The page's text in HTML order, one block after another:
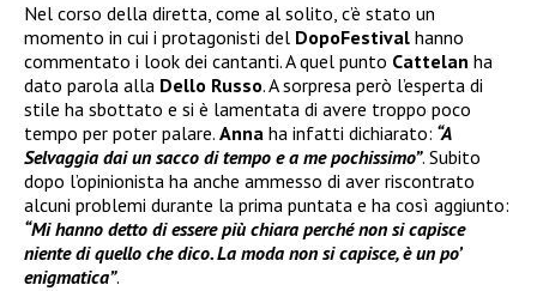
Nel corso della diretta, come al solito, c’è stato un
momento in cui i protagonisti del DopoFestival hanno
commentato i look dei cantanti. A quel punto Cattelan ha
dato parola alla Dello Russo. A sorpresa però l’esperta di
stile ha sbottato e si è lamentata di avere troppo poco
tempo per poter palare. Anna ha infatti dichiarato: “A
Selvaggia dai un sacco di tempo e a me pochissimo”. Subito
dopo l’opinionista ha anche ammesso di aver riscontrato
alcuni problemi durante la prima puntata e ha così aggiunto:
“Mi hanno detto di essere più chiara perché non si capisce
niente di quello che dico. La moda non si capisce, è un po’
enigmatica”.